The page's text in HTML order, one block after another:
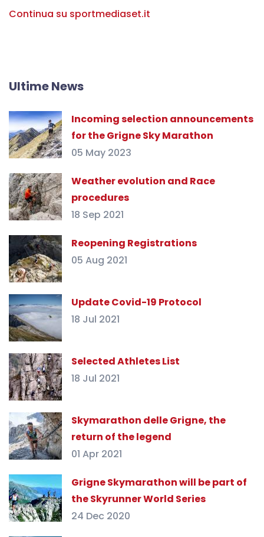
Continua su sportmediaset.it
Ultime News
Incoming selection announcements
for the Grigne Sky Marathon
05 May 2023
Weather evolution and Race
procedures
18 Sep 2021
Reopening Registrations
05 Aug 2021
Update Covid-19 Protocol
18 Jul 2021
Selected Athletes List
18 Jul 2021
Skymarathon delle Grigne, the
return of the legend
01 Apr 2021
Grigne Skymarathon will be part of
the Skyrunner World Series
24 Dec 2020